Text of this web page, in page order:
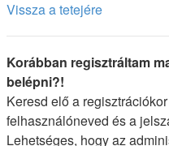
Vissza a tetejére
Korábban regisztráltam
belépni?!
Keresd elő a
felhasználóneved és a
Lehetséges, hogy az